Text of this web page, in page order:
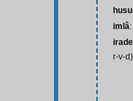
imlâ
irade
r-v-d)